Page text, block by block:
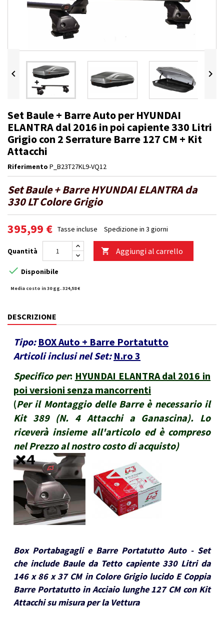
 
Set Baule + Barre Auto per HYUNDAI
ELANTRA dal 2016 in poi capiente 330 Litri
Grigio con 2 Serrature Barre 127 CM + Kit
Attacchi
Riferimento P_B23T27KL9-VQ12
Set Baule + Barre HYUNDAI ELANTRA da
330 LT Colore Grigio
395,99 € Tasse incluse Spedizione in 3 giorni
Quantità  Aggiungi al carrello
 Disponibile
Media costo in 30 gg. 324,58 €
DESCRIZIONE
Tipo: BOX Auto + Barre Portatutto
Articoli inclusi nel Set: N.ro 3
Specifico per: HYUNDAI ELANTRA dal 2016 in
poi versioni senza mancorrenti
(Per il Montaggio delle Barre è necessario il
Kit 389 (N. 4 Attacchi a Ganascina). Lo
riceverà insieme all'articolo ed è compreso
nel Prezzo al nostro costo di acquisto)
Box Portabagagli e Barre Portatutto Auto - Set
che include Baule da Tetto capiente 330 Litri da
146 x 86 x 37 CM in Colore Grigio lucido E Coppia
Barre Portatutto in Acciaio lunghe 127 CM con Kit
Attacchi su misura per la Vettura